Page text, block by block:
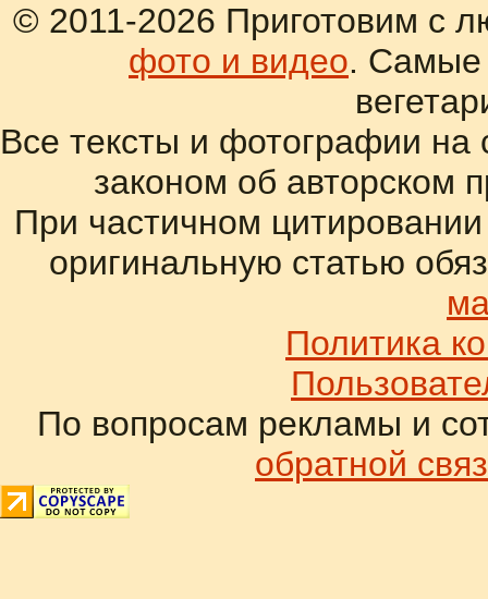
© 2011-2026 Приготовим с
фото и видео. Самые
Все тексты и фотографии
законом об авторском
При частичном
оригинальную статью
Политика
По вопросам рекламы и
обратной